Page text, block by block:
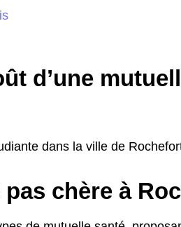
d’une
dans la ville de
chère à